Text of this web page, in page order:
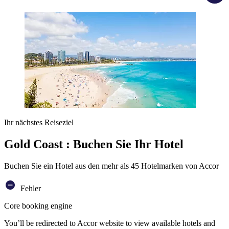
Ihr nächstes Reiseziel
Gold Coast : Buchen Sie Ihr Hotel
Buchen Sie ein Hotel aus den mehr als 45 Hotelmarken von Accor
Fehler
Core booking engine
You’ll be redirected to Accor website to view available hotels and